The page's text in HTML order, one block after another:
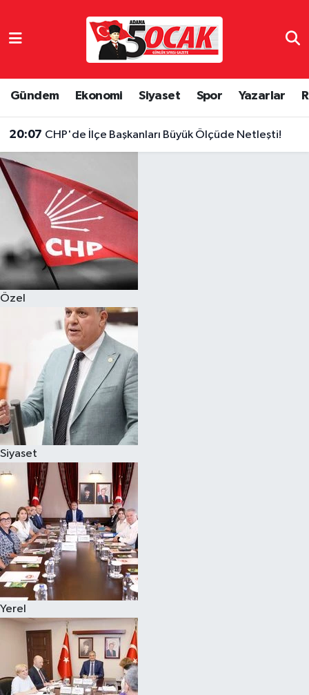
Gündem Ekonomi Siyaset Spor Yazarlar
20:07 CHP'de İlçe Başkanları Büyük Ölçüde Netleşti!
Özel
Siyaset
Yerel
Eğitim
Ekonomi
Gündem
Magazin
Özel
Resmi İlanlar
Sağlık
Siyaset
Spor
Yaşam
Yerel Yönetimler
Yurttan
Hava Durumu
Son Dakika Haberleri
Haber Arşivi